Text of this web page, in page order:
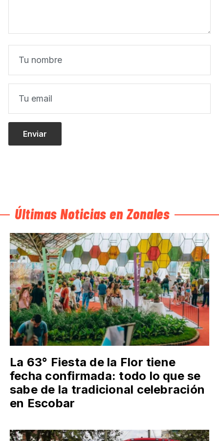
Últimas Noticias en Zonales
La 63° Fiesta de la Flor tiene
fecha confirmada: todo lo que se
sabe de la tradicional celebración
en Escobar